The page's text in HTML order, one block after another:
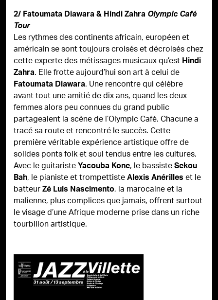
2/ Fatoumata Diawara & Hindi ZahraOlympic Café
Tour
Les rythmes des continents africain, européen et
américain se sont toujours croisés et décroisés chez
cette experte des métissages musicaux qu’estHindi
Zahra. Elle frotte aujourd’hui son art à celui de
Fatoumata Diawara. Une rencontre qui célèbre
avant tout une amitié de dix ans, quand les deux
femmes alors peu connues du grand public
partageaient la scène de l’Olympic Café. Chacune a
tracé sa route et rencontré le succès. Cette
première véritable expérience artistique offre de
solides ponts folk et soul tendus entre les cultures.
Avec le guitaristeYacouba Kone, le bassisteSekou
Bah, le pianiste et trompettisteAlexis Anérilleset le
batteurZé Luis Nascimento, la marocaine et la
malienne, plus complices que jamais, offrent surtout
le visage d’une Afrique moderne prise dans un riche
tourbillon artistique.